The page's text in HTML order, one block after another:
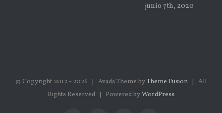
junio 7th, 2020
© Copyright 2012 - 2026 | Avada Theme byTheme Fusion | All
Rights Reserved | Powered byWordPress